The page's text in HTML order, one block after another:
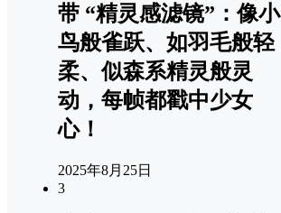
带 “精灵感滤镜”：像小
鸟般雀跃、如羽毛般轻
柔、似森系精灵般灵
动，每帧都戳中少女
心！
2025年8月25日
3